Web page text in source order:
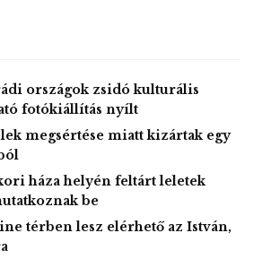
a Liget Budapest projekt
a Városliget
Múzeumi
országok zsidó kulturális
fotókiállítás nyílt
megsértése miatt kizártak egy
háza helyén feltárt leletek
be
térben lesz elérhető az István,